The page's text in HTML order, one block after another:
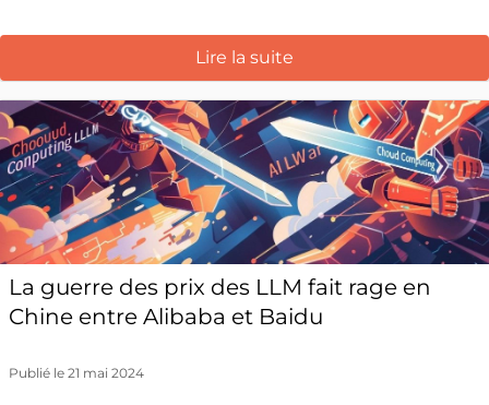
Lire la suite
La guerre des prix des LLM fait rage en
Chine entre Alibaba et Baidu
Publié le 21 mai 2024